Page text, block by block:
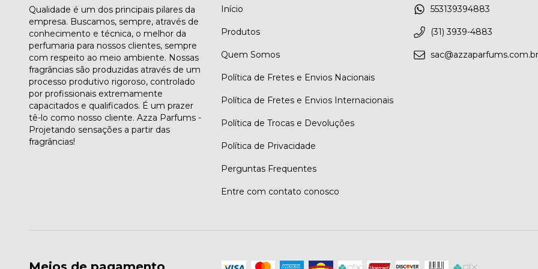
Qualidade é um dos principais pilares da
empresa. Buscamos, sempre, através de
conhecimento e técnica, o melhor da
perfumaria para nossos clientes, sempre
com respeito ao meio ambiente. Nossas
fragrâncias são produzidas através de um
processo produtivo rigoroso, controlado
por profissionais extremamente
capacitados e qualificados. É um prazer
tê-lo como nosso cliente. Azza Parfums -
Projetando sensações a partir das
fragrâncias!
Início
Produtos
Quem Somos
Política de Fretes e Envios Nacionais
Política de Fretes e Envios Internacionais
Política de Trocas e Devoluções
Política de Privacidade
Perguntas Frequentes
Entre com contato conosco
553139394883
(31) 3939-4883
sac@azzaparfums.com.br